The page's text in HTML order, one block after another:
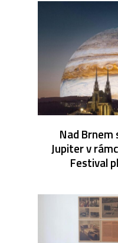
Nad Brnem
Jupiter v
Festival